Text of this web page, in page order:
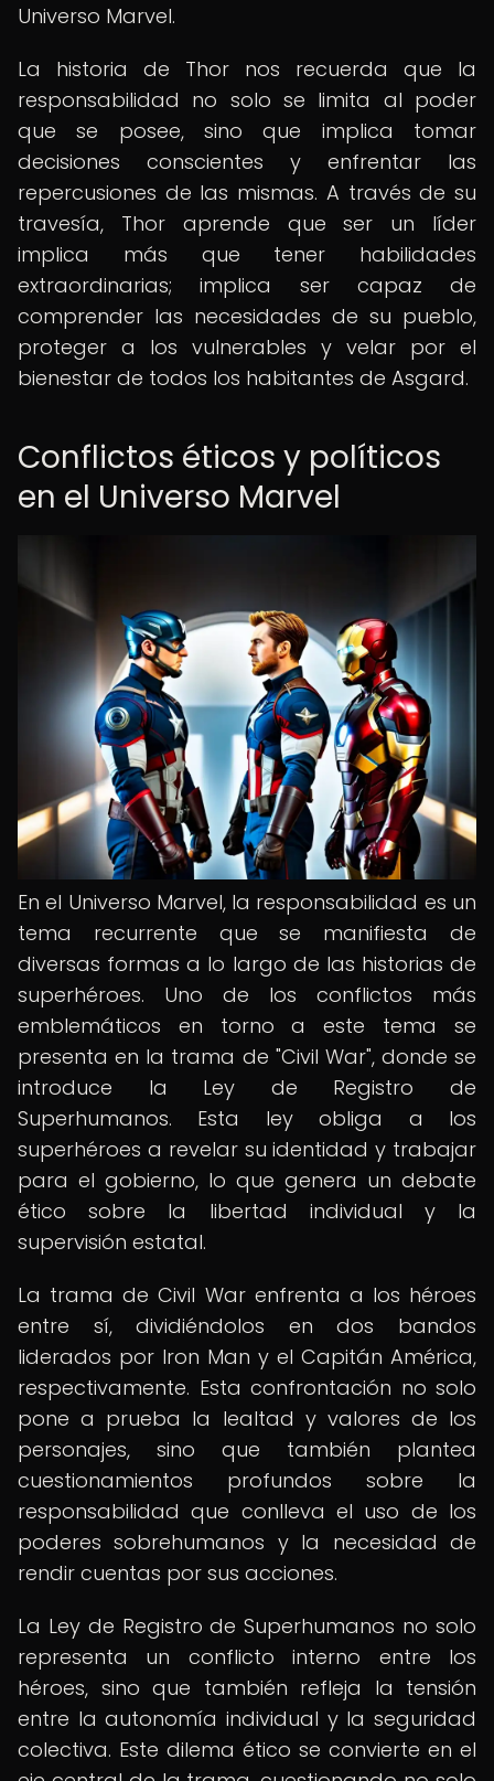
Universo Marvel.
La historia de Thor nos recuerda que la
responsabilidad no solo se limita al poder
que se posee, sino que implica tomar
decisiones conscientes y enfrentar las
repercusiones de las mismas. A través de su
travesía, Thor aprende que ser un líder
implica más que tener habilidades
extraordinarias; implica ser capaz de
comprender las necesidades de su pueblo,
proteger a los vulnerables y velar por el
bienestar de todos los habitantes de Asgard.
Conflictos éticos y políticos
en el Universo Marvel
En el Universo Marvel, la responsabilidad es un
tema recurrente que se manifiesta de
diversas formas a lo largo de las historias de
superhéroes. Uno de los conflictos más
emblemáticos en torno a este tema se
presenta en la trama de "Civil War", donde se
introduce la Ley de Registro de
Superhumanos. Esta ley obliga a los
superhéroes a revelar su identidad y trabajar
para el gobierno, lo que genera un debate
ético sobre la libertad individual y la
supervisión estatal.
La trama de Civil War enfrenta a los héroes
entre sí, dividiéndolos en dos bandos
liderados por Iron Man y el Capitán América,
respectivamente. Esta confrontación no solo
pone a prueba la lealtad y valores de los
personajes, sino que también plantea
cuestionamientos profundos sobre la
responsabilidad que conlleva el uso de los
poderes sobrehumanos y la necesidad de
rendir cuentas por sus acciones.
La Ley de Registro de Superhumanos no solo
representa un conflicto interno entre los
héroes, sino que también refleja la tensión
entre la autonomía individual y la seguridad
colectiva. Este dilema ético se convierte en el